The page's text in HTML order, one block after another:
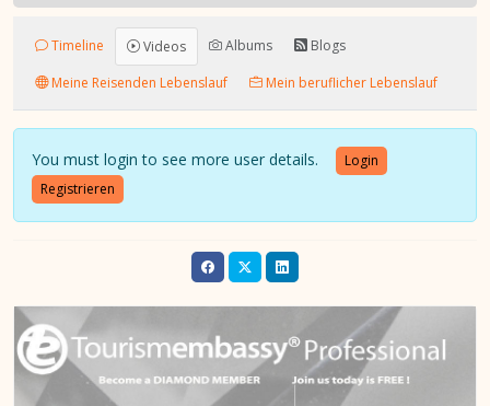
Timeline Videos Albums
Blogs
Meine Reisenden Lebenslauf
Mein beruflicher Lebenslauf
You must login to see more user details.
Login
Registrieren